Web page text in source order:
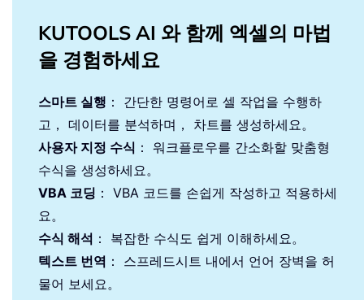
KUTOOLS AI 와 함께 엑셀의 마법
을 경험하세요
스마트 실행 ： 간단한 명령어로 셀 작업을 수행하
고， 데이터를 분석하며， 차트를 생성하세요。
사용자 지정 수식 ： 워크플로우를 간소화할 맞춤형
수식을 생성하세요。
VBA 코딩 ： VBA 코드를 손쉽게 작성하고 적용하세
요。
수식 해석 ： 복잡한 수식도 쉽게 이해하세요。
텍스트 번역 ： 스프레드시트 내에서 언어 장벽을 허
물어 보세요。